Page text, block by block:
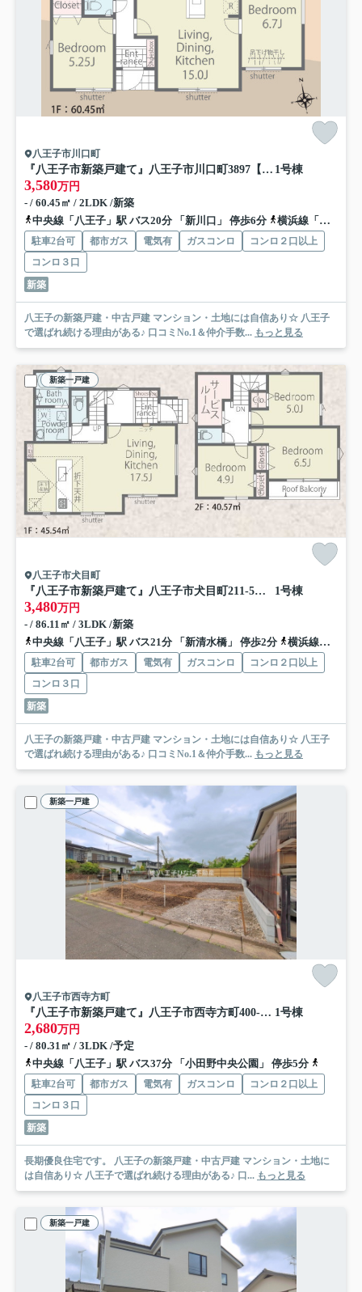
八王子市川口町
『八王子市新築戸建て』八王子市川口町3897【仲介手数料無料】 ２３－３期 1号棟
3,580万円
- / 60.45㎡ / 2LDK /新築
中央線「八王子」駅 バス20分 「新川口」 停歩6分
横浜線「八王子」駅 バス20分 「新川口」 停歩6分
駐車2台可 都市ガス 電気有 ガスコンロ
コンロ２口以上
コンロ３口
新築
八王子の新築戸建・中古戸建 マンション・土地には自信あり☆ 八王子
で選ばれ続ける理由がある♪ 口コミNo.1＆仲介手数... もっと見る
新築一戸建
八王子市犬目町
『八王子市新築戸建て』八王子市犬目町211-5【仲介手数料無料】 ２５−１期 1号棟
3,480万円
- / 86.11㎡ / 3LDK /新築
中央線「八王子」駅 バス21分 「新清水橋」 停歩2分
横浜線「八王子」駅 バス21分 「新清水橋」 停歩2分
駐車2台可 都市ガス 電気有 ガスコンロ
コンロ２口以上
コンロ３口
新築
八王子の新築戸建・中古戸建 マンション・土地には自信あり☆ 八王子
で選ばれ続ける理由がある♪ 口コミNo.1＆仲介手数... もっと見る
新築一戸建
八王子市西寺方町
『八王子市新築戸建て』八王子市西寺方町400-37【仲介手数料無料】 １期 1号棟
2,680万円
- / 80.31㎡ / 3LDK /予定
中央線「八王子」駅 バス37分 「小田野中央公園」 停歩5分
駐車2台可 都市ガス 電気有 ガスコンロ
コンロ２口以上
コンロ３口
新築
長期優良住宅です。 八王子の新築戸建・中古戸建 マンション・土地に
は自信あり☆ 八王子で選ばれ続ける理由がある♪ 口... もっと見る
新築一戸建